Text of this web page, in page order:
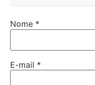
Nome *
E-mail *